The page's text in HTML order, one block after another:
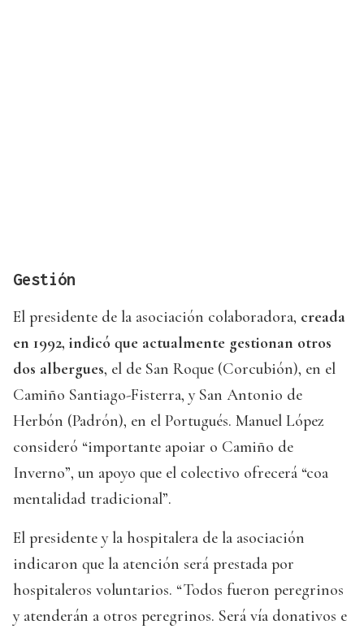
Gestión
El presidente de la asociación colaboradora, creada
en 1992, indicó que actualmente gestionan otros
dos albergues, el de San Roque (Corcubión), en el
Camiño Santiago-Fisterra, y San Antonio de
Herbón (Padrón), en el Portugués. Manuel López
consideró “importante apoiar o Camiño de
Inverno”, un apoyo que el colectivo ofrecerá “coa
mentalidad tradicional”.
El presidente y la hospitalera de la asociación
indicaron que la atención será prestada por
hospitaleros voluntarios. “Todos fueron peregrinos
y atenderán a otros peregrinos. Será vía donativos e